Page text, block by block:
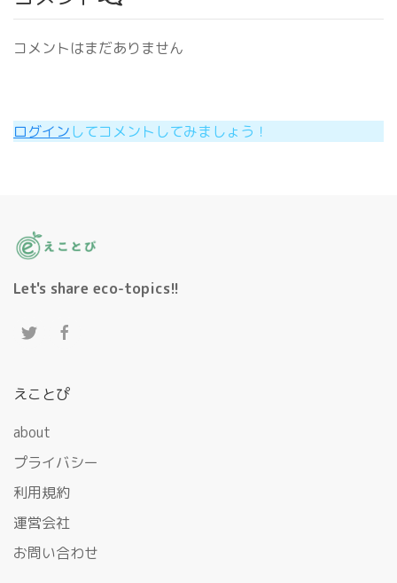
コメントはまだありません
ログインしてコメントしてみましょう！
Let's share eco-topics!!
えことぴ
about
プライバシー
利用規約
運営会社
お問い合わせ